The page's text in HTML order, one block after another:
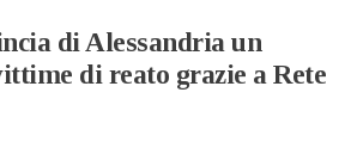
di Alessandria un
di reato grazie a Rete